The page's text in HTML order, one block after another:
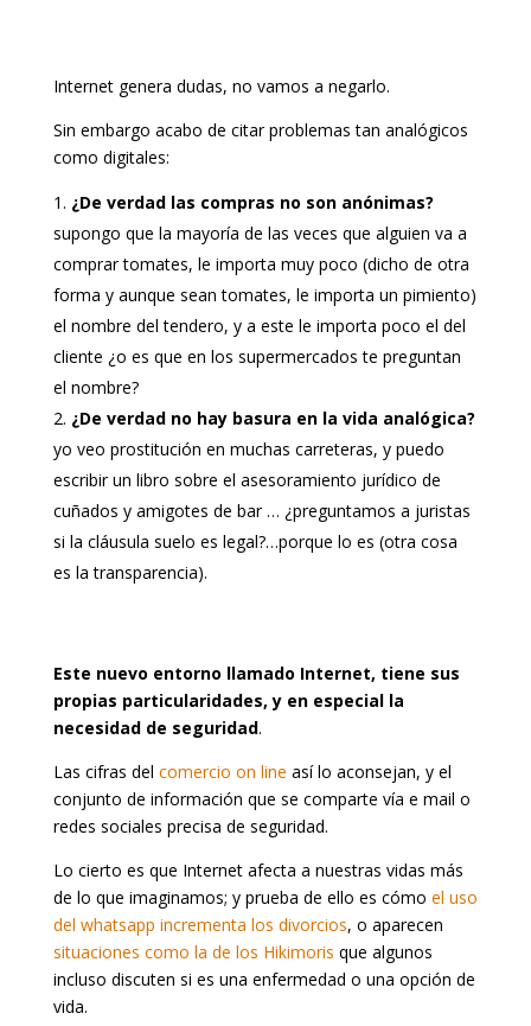
Internet genera dudas, no vamos a negarlo.
Sin embargo acabo de citar problemas tan analógicos
como digitales:
¿De verdad las compras no son anónimas?
supongo que la mayoría de las veces que alguien va a
comprar tomates, le importa muy poco (dicho de otra
forma y aunque sean tomates, le importa un pimiento)
el nombre del tendero, y a este le importa poco el del
cliente ¿o es que en los supermercados te preguntan
el nombre?
¿De verdad no hay basura en la vida analógica?
yo veo prostitución en muchas carreteras, y puedo
escribir un libro sobre el asesoramiento jurídico de
cuñados y amigotes de bar … ¿preguntamos a juristas
si la cláusula suelo es legal?…porque lo es (otra cosa
es la transparencia).
Este nuevo entorno llamado Internet, tiene sus
propias particularidades, y en especial la
necesidad de seguridad.
Las cifras del comercio on line así lo aconsejan, y el
conjunto de información que se comparte vía e mail o
redes sociales precisa de seguridad.
Lo cierto es que Internet afecta a nuestras vidas más
de lo que imaginamos; y prueba de ello es cómo el uso
del whatsapp incrementa los divorcios, o aparecen
situaciones como la de los Hikimoris que algunos
incluso discuten si es una enfermedad o una opción de
vida.